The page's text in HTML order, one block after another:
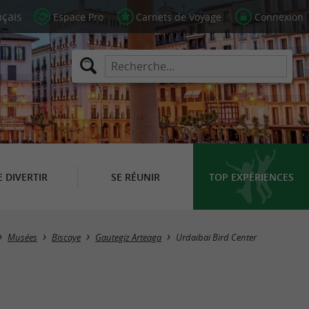
Espace Pro Carnets de Voyage Connexion
DIVERTIR SE RÉUNIR TOP EXPÉRIENCES
Musées Biscaye Gautegiz Arteaga Urdaibai Bird Center